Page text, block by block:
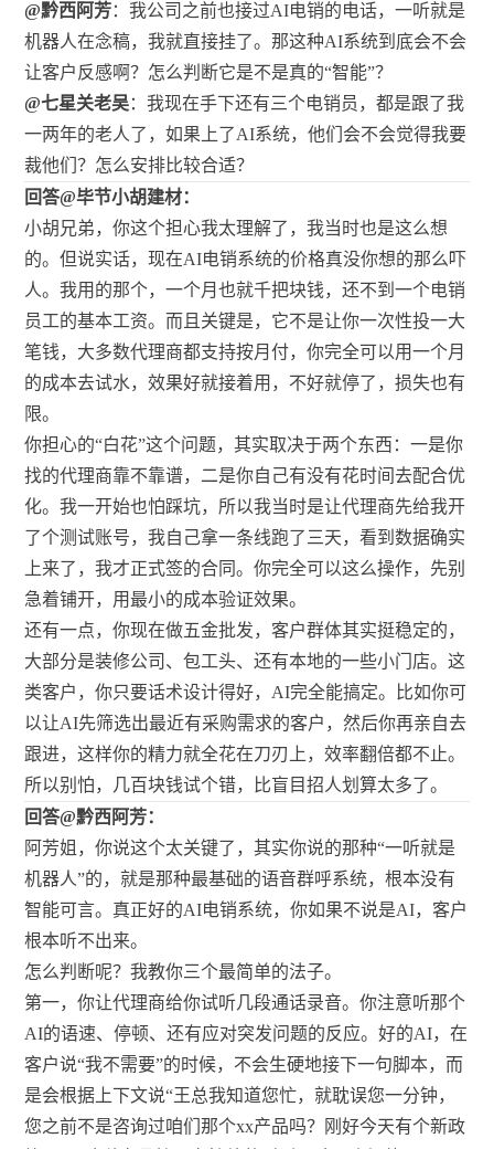
@黔西阿芳：我公司之前也接过AI电销的电话，一听就是
机器人在念稿，我就直接挂了。那这种AI系统到底会不会
让客户反感啊？怎么判断它是不是真的“智能”？
@七星关老吴：我现在手下还有三个电销员，都是跟了我
一两年的老人了，如果上了AI系统，他们会不会觉得我要
裁他们？怎么安排比较合适？
回答@毕节小胡建材：
小胡兄弟，你这个担心我太理解了，我当时也是这么想
的。但说实话，现在AI电销系统的价格真没你想的那么吓
人。我用的那个，一个月也就千把块钱，还不到一个电销
员工的基本工资。而且关键是，它不是让你一次性投一大
笔钱，大多数代理商都支持按月付，你完全可以用一个月
的成本去试水，效果好就接着用，不好就停了，损失也有
限。
你担心的“白花”这个问题，其实取决于两个东西：一是你
找的代理商靠不靠谱，二是你自己有没有花时间去配合优
化。我一开始也怕踩坑，所以我当时是让代理商先给我开
了个测试账号，我自己拿一条线跑了三天，看到数据确实
上来了，我才正式签的合同。你完全可以这么操作，先别
急着铺开，用最小的成本验证效果。
还有一点，你现在做五金批发，客户群体其实挺稳定的，
大部分是装修公司、包工头、还有本地的一些小门店。这
类客户，你只要话术设计得好，AI完全能搞定。比如你可
以让AI先筛选出最近有采购需求的客户，然后你再亲自去
跟进，这样你的精力就全花在刀刃上，效率翻倍都不止。
所以别怕，几百块钱试个错，比盲目招人划算太多了。
回答@黔西阿芳：
阿芳姐，你说这个太关键了，其实你说的那种“一听就是
机器人”的，就是那种最基础的语音群呼系统，根本没有
智能可言。真正好的AI电销系统，你如果不说是AI，客户
根本听不出来。
怎么判断呢？我教你三个最简单的法子。
第一，你让代理商给你试听几段通话录音。你注意听那个
AI的语速、停顿、还有应对突发问题的反应。好的AI，在
客户说“我不需要”的时候，不会生硬地接下一句脚本，而
是会根据上下文说“王总我知道您忙，就耽误您一分钟，
您之前不是咨询过咱们那个xx产品吗？刚好今天有个新政